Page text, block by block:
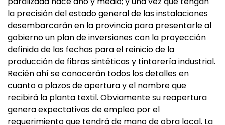
la precisión del estado general de las instalaciones
desembarcarán en la provincia para presentarle al
gobierno un plan de inversiones con la proyección
definida de las fechas para el reinicio de la
producción de fibras sintéticas y tintorería industrial.
Recién ahí se conocerán todos los detalles en
cuanto a plazos de apertura y el nombre que
recibirá la planta textil. Obviamente su reapertura
genera expectativas de empleo por el
requerimiento que tendrá de mano de obra local. La